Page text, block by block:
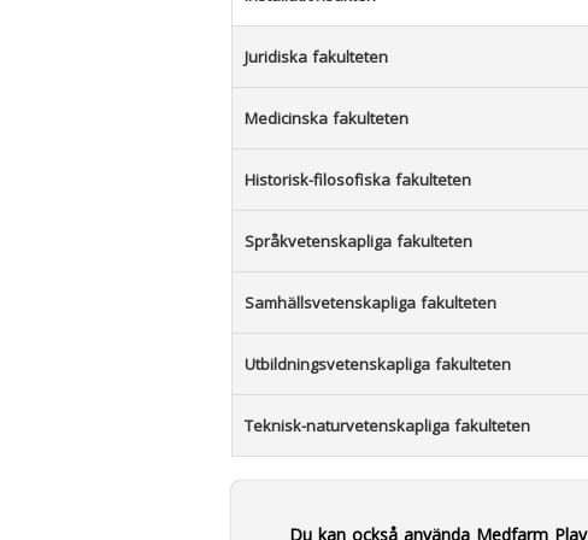
Juridiska fakulteten
Medicinska fakulteten
Historisk-filosofiska fakulteten
Språkvetenskapliga fakulteten
Samhällsvetenskapliga fakulteten
Utbildningsvetenskapliga fakulteten
Teknisk-naturvetenskapliga fakulteten
Du kan också använda Medfarm Play